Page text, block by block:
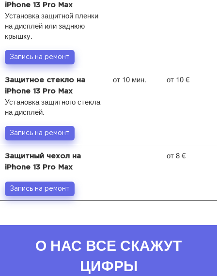
iPhone 13 Pro Max
Установка защитной пленки
на дисплей или заднюю
крышку.
Запись на ремонт
Защитное стекло на
iPhone 13 Pro Max
Установка защитного стекла
на дисплей.
от 10 мин. от 10 €
Запись на ремонт
Защитный чехол на
iPhone 13 Pro Max
от 8 €
Запись на ремонт
О НАС ВСЕ СКАЖУТ
ЦИФРЫ